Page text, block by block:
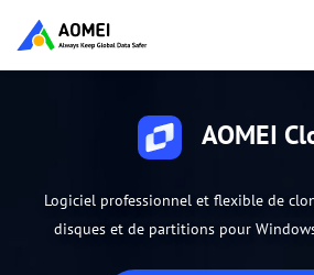
AOMEI
Logiciel professionnel et flexible de
disques et de partitions pour